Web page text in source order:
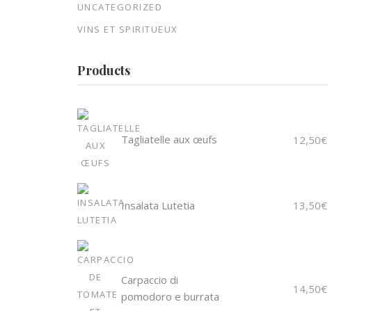
UNCATEGORIZED
VINS ET SPIRITUEUX
Products
Tagliatelle aux œufs 12,50€
Insalata Lutetia 13,50€
Carpaccio di
pomodoro e burrata
14,50€